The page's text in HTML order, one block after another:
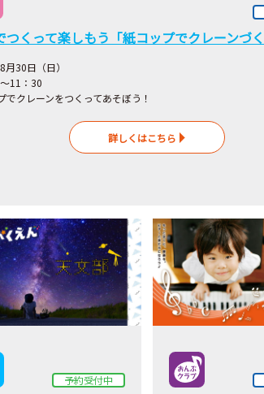
つくって楽しもう「紙コップでクレーンづく
30日（日）
11：30
でクレーンをつくってあそぼう！
詳しくはこちら
予約受付中